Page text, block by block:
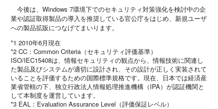
今後は、Windows 7環境下でのセキュリティ対策強化を検討中の企
業や認証取得製品の導入を推奨している官公庁をはじめ、新規ユーザ
への製品拡販につなげてまいります。
*1 2010年6月現在
*2 CC：Common Criteria（セキュリティ評価基準）
ISO/IEC15408は、情報セキュリティの観点から、情報技術に関連し
た製品及びシステムが適切に設計され、その設計が正しく実装されて
いることを評価するための国際標準規格です。現在、日本では経済産
業省管轄の下、独立行政法人情報処理推進機構（IPA）が認証機関と
して本制度を運営しています。
*3 EAL：Evaluation Assurance Level（評価保証レベル）